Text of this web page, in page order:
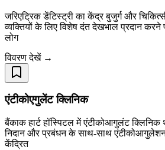
जरिएट्रिक डेंटिस्ट्री का केंद्र बुजुर्ग और
व्यक्तियों के लिए विशेष दंत देखभाल प्रदान
लोग
विवरण देखें →
एंटीकोएगुलेंट क्लिनिक
बैंकाक हार्ट हॉस्पिटल में एंटीकोआगुलंट क्लिनिक
निदान और प्रबंधन के साथ-साथ
केंद्रित